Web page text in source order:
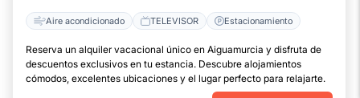
Aire acondicionado TELEVISOR Estacionamiento
Reserva un alquiler vacacional único en Aiguamurcia y disfruta de
descuentos exclusivos en tu estancia. Descubre alojamientos
cómodos, excelentes ubicaciones y el lugar perfecto para relajarte.